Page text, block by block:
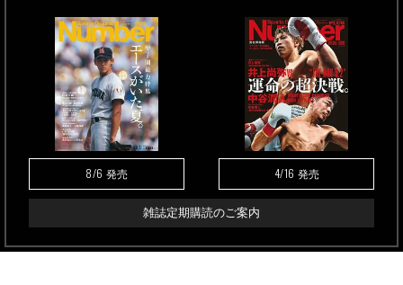
8/6 発売 4/16 発売
雑誌定期購読のご案内